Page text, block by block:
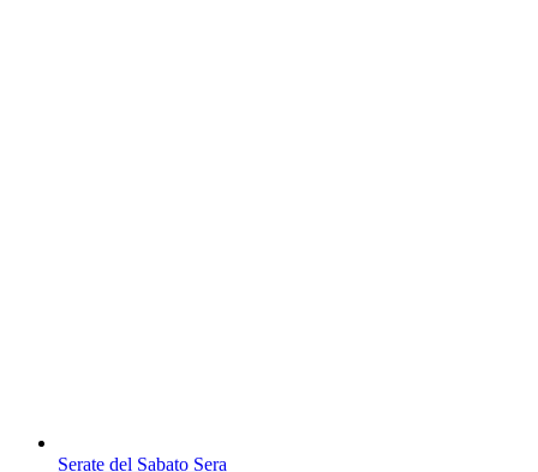
Serate del Sabato Sera